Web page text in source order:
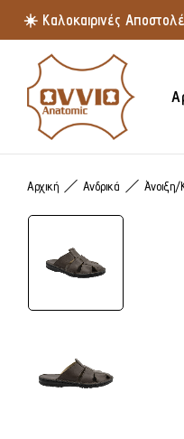
☀️ Καλοκαιρινές
Αρχική Ανδρικά Άνοιξη/